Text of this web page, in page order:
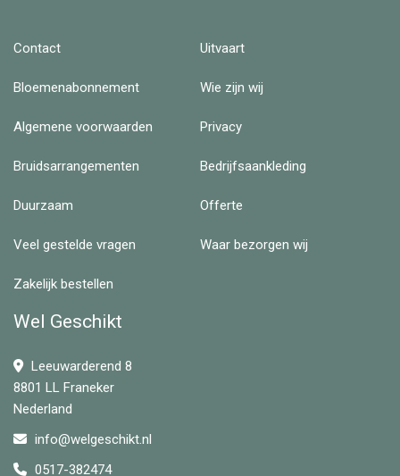
Contact Uitvaart
Bloemenabonnement Wie zijn wij
Algemene voorwaarden Privacy
Bruidsarrangementen Bedrijfsaankleding
Duurzaam Offerte
Veel gestelde vragen Waar bezorgen wij
Zakelijk bestellen
Wel Geschikt
Leeuwarderend 8
8801 LL Franeker
Nederland
info@welgeschikt.nl
0517-382474